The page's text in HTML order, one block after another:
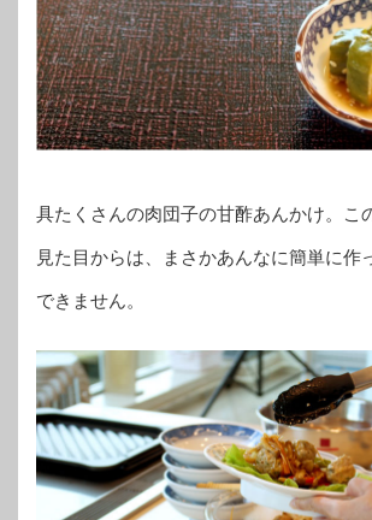
具たくさんの肉団子の甘酢あんかけ。こ
見た目からは、まさかあんなに簡単に作
できません。